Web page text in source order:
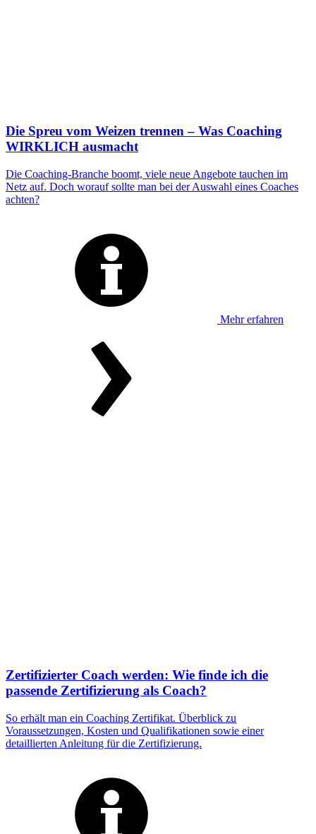
Die Spreu vom Weizen trennen – Was Coaching
WIRKLICH ausmacht
Die Coaching-Branche boomt, viele neue Angebote tauchen im
Netz auf. Doch worauf sollte man bei der Auswahl eines Coaches
achten?
Mehr erfahren
Zertifizierter Coach werden: Wie finde ich die
passende Zertifizierung als Coach?
So erhält man ein Coaching Zertifikat. Überblick zu
Voraussetzungen, Kosten und Qualifikationen sowie einer
detaillierten Anleitung für die Zertifizierung.